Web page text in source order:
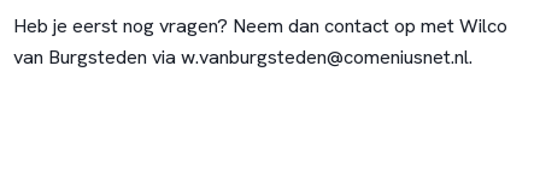
Heb je eerst nog vragen? Neem dan contact op met Wilco
van Burgsteden via w.vanburgsteden@comeniusnet.nl.